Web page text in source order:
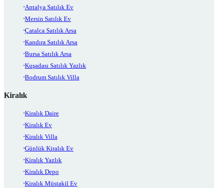
Antalya Satılık Ev
Mersin Satılık Ev
Çatalca Satılık Arsa
Kandıra Satılık Arsa
Bursa Satılık Arsa
Kuşadası Satılık Yazlık
Bodrum Satılık Villa
Kiralık
Kiralık Daire
Kiralık Ev
Kiralık Villa
Günlük Kiralık Ev
Kiralık Yazlık
Kiralık Depo
Kiralık Müstakil Ev